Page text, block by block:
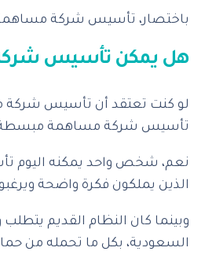
باختصار، تأسيس شركة مساهمة
هل يمكن تأسيس
لو كنت تعتقد أن تأسيس شركة
تأسيس شركة مساهمة
نعم، شخص واحد يمكنه اليوم
الذين يملكون فكرة واضحة
وبينما كان النظام القديم
السعودية، بكل ما تحمله من